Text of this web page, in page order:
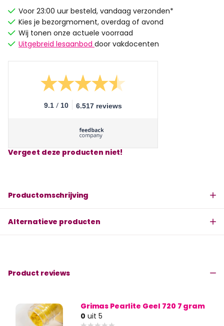
Voor 23:00 uur besteld, vandaag verzonden*
Kies je bezorgmoment, overdag of avond
Wij tonen onze actuele voorraad
Uitgebreid lesaanbod door vakdocenten
9.1 / 10 6.517 reviews
Vergeet deze producten niet!
Productomschrijving
Alternatieve producten
Product reviews
Grimas Pearlite Geel 720 7 gram
0 uit 5